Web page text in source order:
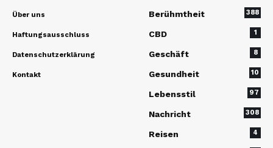
Über uns
Haftungsausschluss
Datenschutzerklärung
Kontakt
Berühmtheit 388
CBD 1
Geschäft 8
Gesundheit 10
Lebensstil 97
Nachricht 308
Reisen 4